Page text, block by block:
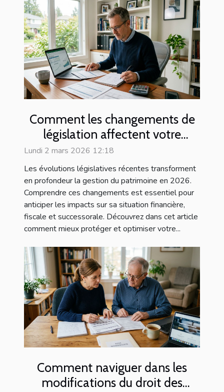
Comment les changements de
législation affectent votre
patrimoine en 2026 ?
Lundi 2 mars 2026 12:18
Les évolutions législatives récentes transforment
en profondeur la gestion du patrimoine en 2026.
Comprendre ces changements est essentiel pour
anticiper les impacts sur sa situation financière,
fiscale et successorale. Découvrez dans cet article
comment mieux protéger et optimiser votre...
Comment naviguer dans les
modifications du droit des